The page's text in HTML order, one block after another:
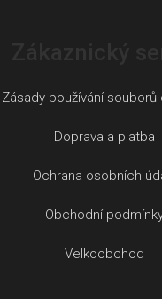
Zásady používání souborů
Doprava a platba
Ochrana osobních
Obchodní
Velkoobchod